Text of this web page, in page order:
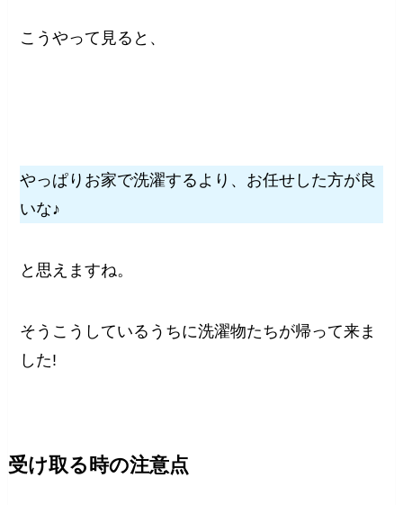
こうやって見ると、
やっぱりお家で洗濯するより、お任せした方が良
いな♪
と思えますね。
そうこうしているうちに洗濯物たちが帰って来ま
した!
受け取る時の注意点